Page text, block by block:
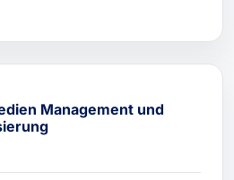
Management und